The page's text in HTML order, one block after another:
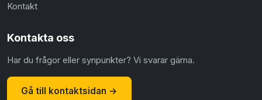
Kontakt
Kontakta oss
Har du frågor eller synpunkter? Vi svarar gärna.
Gå till kontaktsidan →